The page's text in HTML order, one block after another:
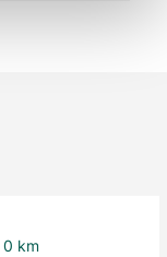
0 km